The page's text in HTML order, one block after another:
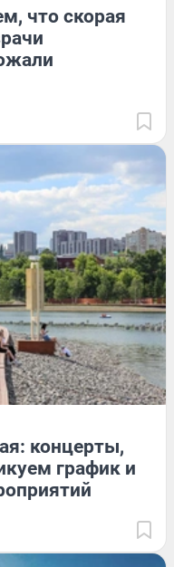
что скорая
концерты,
график и